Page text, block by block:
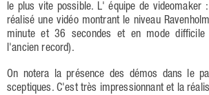
le plus vite possible. L' équipe de videomaker
réalisé une vidéo montrant le niveau
minute et 36 secondes et en mode difficile
l'ancien record).
On notera la présence des démos dans le
sceptiques. C'est très impressionnant et la